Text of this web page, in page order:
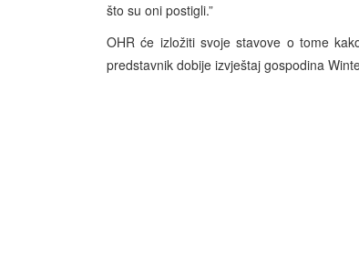
što su oni postigli.”
OHR će izložiti svoje stavove o tome
predstavnik dobije izvještaj gospodina